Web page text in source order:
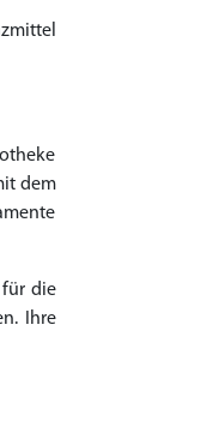
dem
für die
Ihre